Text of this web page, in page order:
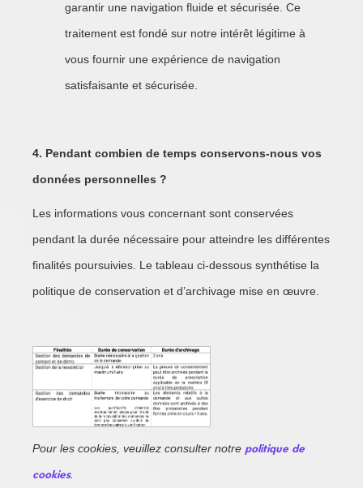
garantir une navigation fluide et sécurisée. Ce
traitement est fondé sur notre intérêt légitime à
vous fournir une expérience de navigation
satisfaisante et sécurisée.
4. Pendant combien de temps conservons-nous vos
données personnelles ?
Les informations vous concernant sont conservées
pendant la durée nécessaire pour atteindre les différentes
finalités poursuivies. Le tableau ci-dessous synthétise la
politique de conservation et d’archivage mise en œuvre.
Pour les cookies, veuillez consulter notre politique de
cookies.